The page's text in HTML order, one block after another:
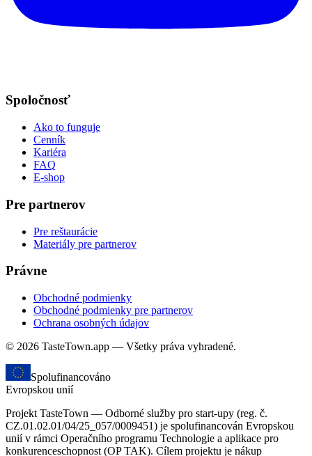
Spoločnosť
Ako to funguje
Cenník
Kariéra
FAQ
E-shop
Pre partnerov
Pre reštaurácie
Materiály pre partnerov
Právne
Obchodné podmienky
Obchodné podmienky pre partnerov
Ochrana osobných údajov
© 2026 TasteTown.app — Všetky práva vyhradené.
Spolufinancováno
Evropskou unií
Projekt TasteTown — Odborné služby pro start-upy (reg. č.
CZ.01.02.01/04/25_057/0009451) je spolufinancován Evropskou
unií v rámci Operačního programu Technologie a aplikace pro
konkurenceschopnost (OP TAK). Cílem projektu je nákup